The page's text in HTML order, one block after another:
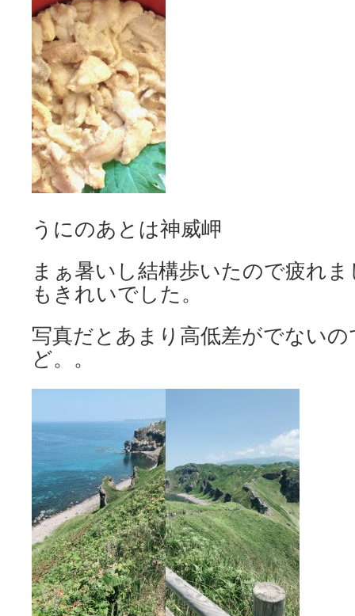
うにのあとは神威岬
まぁ暑いし結構歩いたので疲れ
もきれいでした。
写真だとあまり高低差がでない
ど。。